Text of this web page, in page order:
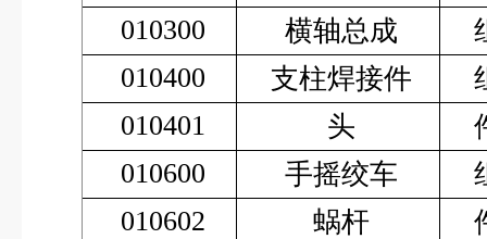
010300 横轴总成
010400 支柱焊接件
010401 头
010600 手摇绞车
010602 蜗杆